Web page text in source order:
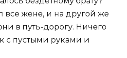
все жене, и на другой же
в путь-дорогу. Ничего
с пустыми руками и